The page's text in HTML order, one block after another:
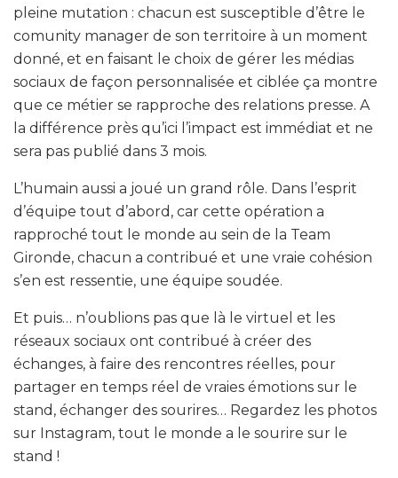
pleine mutation : chacun est susceptible d’être le
comunity manager de son territoire à un moment
donné, et en faisant le choix de gérer les médias
sociaux de façon personnalisée et ciblée ça montre
que ce métier se rapproche des relations presse. A
la différence près qu’ici l’impact est immédiat et ne
sera pas publié dans 3 mois.
L’humain aussi a joué un grand rôle. Dans l’esprit
d’équipe tout d’abord, car cette opération a
rapproché tout le monde au sein de la Team
Gironde, chacun a contribué et une vraie cohésion
s’en est ressentie, une équipe soudée.
Et puis… n’oublions pas que là le virtuel et les
réseaux sociaux ont contribué à créer des
échanges, à faire des rencontres réelles, pour
partager en temps réel de vraies émotions sur le
stand, échanger des sourires… Regardez les photos
sur Instagram, tout le monde a le sourire sur le
stand !